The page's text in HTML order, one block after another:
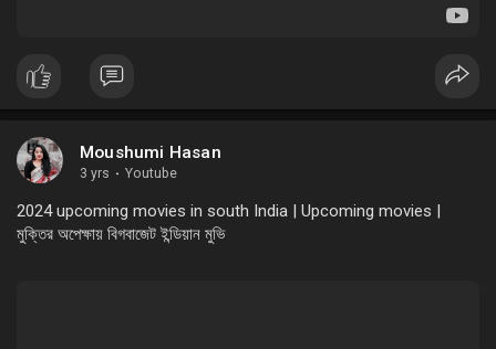
Moushumi Hasan
3 yrs · Youtube
2024 upcoming movies in south India | Upcoming movies |
মুক্তির অপেক্ষায় বিগবাজেট ইন্ডিয়ান মুভি